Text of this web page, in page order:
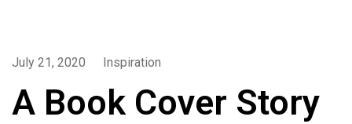
July 21, 2020 Inspiration
A Book Cover Story